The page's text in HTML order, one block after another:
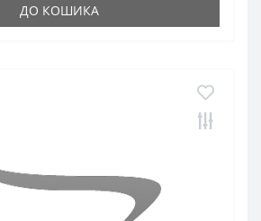
ДО КОШИКА